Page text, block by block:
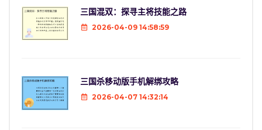
三国混双：探寻主将技能之路
2026-04-09 14:58:59
三国杀移动版手机解绑攻略
2026-04-07 14:32:14